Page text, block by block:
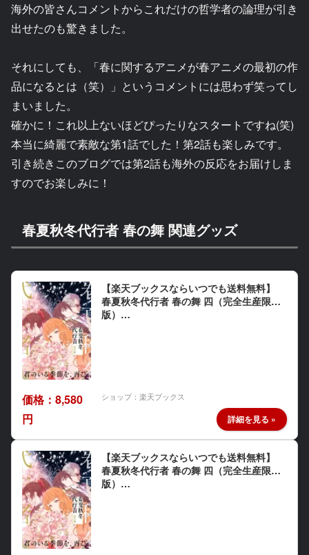
海外の皆さんコメントからこれだけの哲学者の論理が引き
出せたのも驚きました。
それにしても、「春に関するアニメが春アニメの最初の作
品になるとは（笑）」というコメントには思わず笑ってし
まいました。
確かに！これ以上ないほどぴったりなスタートですね(笑)
本当に綺麗で素敵な第1話でした！第2話も楽しみです。
引き続きこのブログでは第2話も海外の反応をお届けしま
すのでお楽しみに！
春夏秋冬代行者 春の舞 関連グッズ
【楽天ブックスならいつでも送料無料】
春夏秋冬代行者 春の舞 四（完全生産限定
版）…
価格：8,580
円
ショップ：楽天ブックス
【楽天ブックスならいつでも送料無料】
春夏秋冬代行者 春の舞 四（完全生産限定
版）…